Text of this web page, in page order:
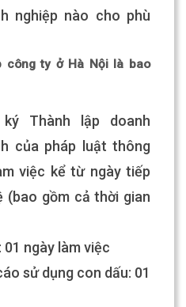
nghiệp nào cho phù
công ty ở Hà Nội là bao
Thành lập doanh
của pháp luật thông
việc kể từ ngày tiếp
(bao gồm cả thời gian
ngày làm việc
sử dụng con dấu: 01